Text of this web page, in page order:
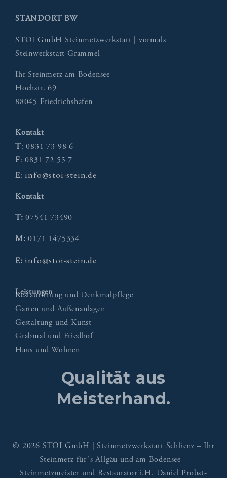
STANDORT BW
STOI GmbH Steinmetzwerkstatt | vormals
Steinwerkstatt Grammel
Ihr Steinmetz am Bodensee
Hochstr. 69
88045 Friedrichshafen
Kontakt
T: 0831 73 98 6
F: 0831 72 55 7
E: info@stoi-stein.de
Kontakt
T:07541 73490
M: 0171 1475334
E: info@stoi-stein.de
Leistungen
Restaurierung und Denkmalpflege
Garten und Außenanlagen
Gestaltung und Kunst
Grabmal und Friedhof
Haus und Wohnen
Qualität aus
Meisterhand.
© 2026 STOI GmbH | Steinmetzwerkstatt Schlienz – Ihr
Steinmetz für´s Allgäu und am Bodensee –
Steinmetzmeister und Restaurator i.H. Daniel Probst-